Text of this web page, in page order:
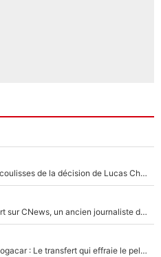
«Il a décidé de rester au PSG» : Les coulisses de la décision de Lucas Chevalier pour son transfert
Après le dérapage de Nelson Monfort sur CNews, un ancien journaliste de France Télévisions relance la polémique sur les incendies en Gironde
Paul Seixas chez UAE avec Tadej Pogacar : Le transfert qui effraie le peloton, «c’est la pire des choses qui puisse arriver»